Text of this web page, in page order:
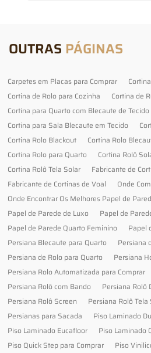
OUTRAS PÁGINAS
Carpetes em Placas para Comprar
Cortina de Rolo para Cozinha
Cortina de
Cortina para Quarto com Blecaute de Tecido
Cortina para Sala Blecaute em Tecido
Cortina Rolo Blackout
Cortina Rolo
Cortina Rolo para Quarto
Cortina Rolô
Cortina Rolô Tela Solar
Fabricante de
Fabricante de Cortinas de Voal
Onde
Onde Encontrar Os Melhores Papel de
Papel de Parede de Luxo
Papel de
Papel de Parede Quarto Feminino
Papel
Persiana Blecaute para Quarto
Persiana
Persiana de Rolo para Quarto
Persiana
Persiana Rolo Automatizada para Comprar
Persiana Rolô com Bando
Persiana Rolô
Persiana Rolô Screen
Persiana Rolô Tela
Persianas para Sacada
Piso Laminado
Piso Laminado Eucafloor
Piso Laminado
Piso Quick Step para Comprar
Piso